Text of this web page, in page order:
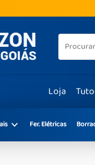
Loja
Fer. Elétricas